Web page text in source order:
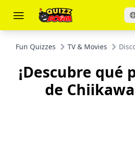
Fun Quizzes TV & Movies
¡Descubre qué
de